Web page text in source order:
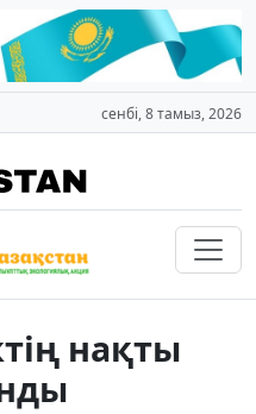
сенбі, 8 тамыз, 2026
нақты